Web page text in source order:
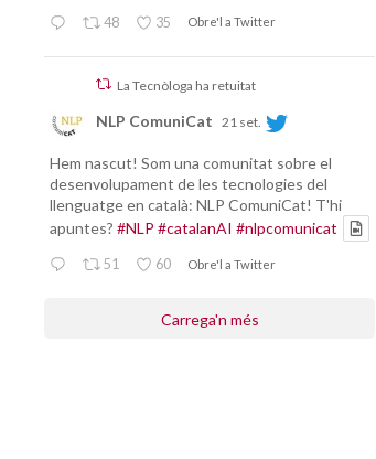
48 35 Obre'l a Twitter
La Tecnòloga ha retuitat
NLP ComuniCat 21 set.
Hem nascut! Som una comunitat sobre el
desenvolupament de les tecnologies del
llenguatge en català: NLP ComuniCat! T'hi
apuntes? #NLP #catalanAI #nlpcomunicat
51 60 Obre'l a Twitter
Carrega'n més